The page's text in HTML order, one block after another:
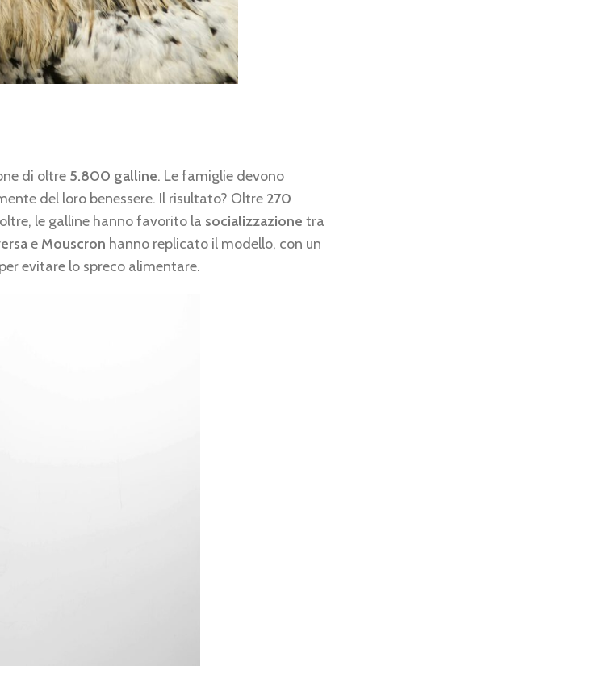
di oltre 5.800 galline. Le famiglie devono
del loro benessere. Il risultato? Oltre 270
le galline hanno favorito la socializzazione tra
e Mouscron hanno replicato il modello, con un
evitare lo spreco alimentare.